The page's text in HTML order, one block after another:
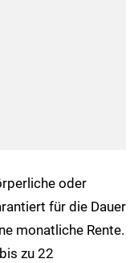
oder
für die Dauer
monatliche Rente.
zu 22